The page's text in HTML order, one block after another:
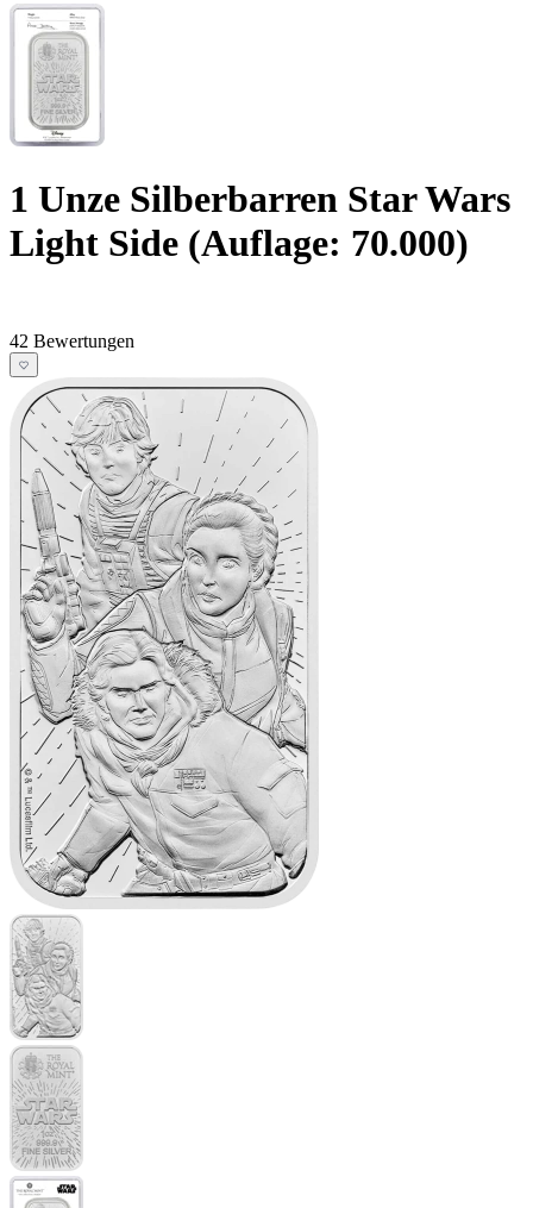
1 Unze Silberbarren Star Wars
Light Side (Auflage: 70.000)
42 Bewertungen